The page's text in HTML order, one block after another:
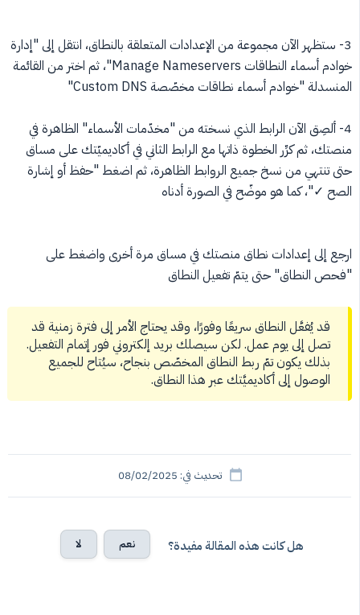
3- ستظهر الآن مجموعة من الإعدادات المتعلقة بالنطاق، انتقل إلى "إدارة
خوادم أسماء النطاقات Manage Nameservers"، ثم اختر من القائمة
المنسدلة "خوادم أسماء نطاقات مخصّصة Custom DNS"
4- ألصِق الآن الرابط الذي نسخته من "مخدّمات الأسماء" الظاهرة في
منصتك، ثم كرِّر الخطوة ذاتها مع الرابط الثاني في أكاديميّتك على مساق
حتى تنتهي من نسخ جميع الروابط الظاهرة، ثم اضغط "حفظ أو إشارة
الصح ✓"، كما هو موضّح في الصورة أدناه
ارجع إلى إعدادات نطاق منصتك في مساق مرة أخرى واضغط على
"فحص النطاق" حتى يتمّ تفعيل النطاق
قد يُفعَّل النطاق سريعًا وفورًا، وقد يحتاج الأمر إلى فترة زمنية قد
تصل إلى يوم عمل. لكن سيصلك بريد إلكتروني فور إتمام التفعيل.
بذلك يكون تمّ ربط النطاق المخصّص بنجاح، سيُتاح للجميع
الوصول إلى أكاديميَّتك عبر هذا النطاق.
تحديث في: 08/02/2025
هل كانت هذه المقالة مفيدة؟ نعم لا